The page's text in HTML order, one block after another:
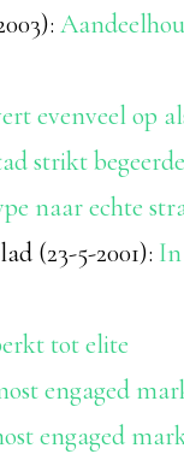
evenveel op
strikt
naar echte
(23-5-2001):
tot elite
engaged
engaged